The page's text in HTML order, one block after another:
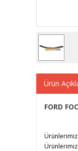
Ürün
FORD